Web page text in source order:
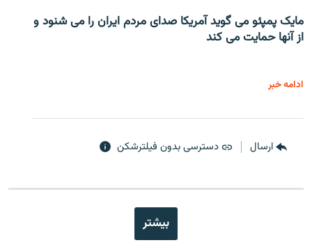
مایک پمپئو می گوید آمریکا صدای مردم ایران را می شنود و
از آنها حمایت می کند
ادامه خبر
ارسال دسترسی بدون فیلترشکن
بیشتر